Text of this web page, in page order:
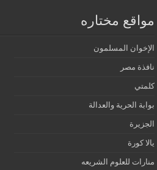
مواقع مختاره
الإخوان المسلمون
نافذة مصر
كلمتي
بوابة الحرية والعدالة
الجزيرة
يالا كورة
منارات للعلوم الشريعه